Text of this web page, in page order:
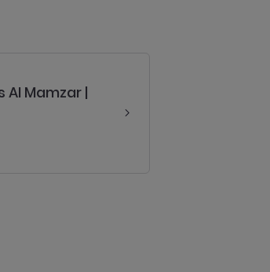
Mamzar |